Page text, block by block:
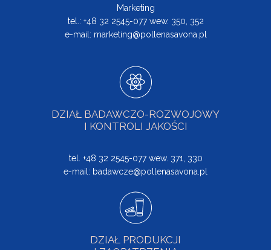
Marketing
tel.: +48 32 2545-077 wew. 350, 352
e-mail: marketing@pollenasavona.pl
DZIAŁ BADAWCZO-ROZWOJOWY
I KONTROLI JAKOŚCI
tel. +48 32 2545-077 wew. 371, 330
e-mail: badawcze@pollenasavona.pl
DZIAŁ PRODUKCJI